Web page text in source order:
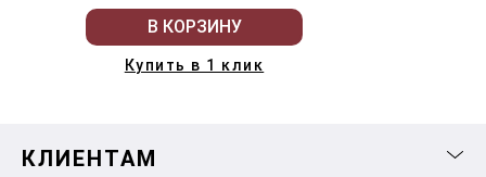
В КОРЗИНУ
Купить в 1 клик
КЛИЕНТАМ